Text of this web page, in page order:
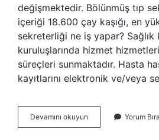
değişmektedir. Bölünmüş tıp
içeriği 18.600 çay kaşığı, en
sekreterliği ne iş yapar? Sağlık
kuruluşlarında hizmet
süreçleri sunmaktadır. Hasta
kayıtlarını elektronik ve/veya
Devamını okuyun
Sekreteri
Yorum